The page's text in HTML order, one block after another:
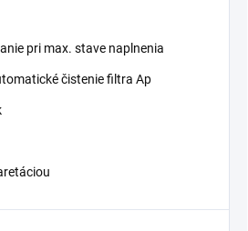
pri max. stave naplnenia
čistenie filtra Ap